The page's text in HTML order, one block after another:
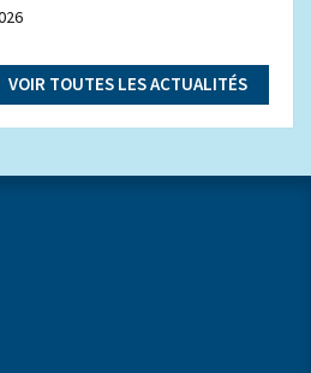
VOIR TOUTES LES ACTUALITÉS